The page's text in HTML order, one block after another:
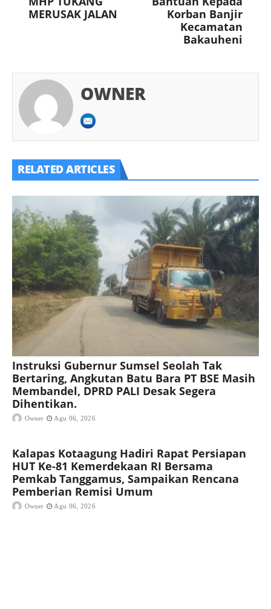
MERUSAK JALAN
Korban Banjir
Kecamatan
Bakauheni
OWNER
RELATED ARTICLES
Instruksi Gubernur Sumsel Seolah Tak
Bertaring, Angkutan Batu Bara PT BSE Masih
Membandel, DPRD PALI Desak Segera
Dihentikan.
Owner Agu 06, 2026
Kalapas Kotaagung Hadiri Rapat Persiapan
HUT Ke-81 Kemerdekaan RI Bersama
Pemkab Tanggamus, Sampaikan Rencana
Pemberian Remisi Umum
Owner Agu 06, 2026